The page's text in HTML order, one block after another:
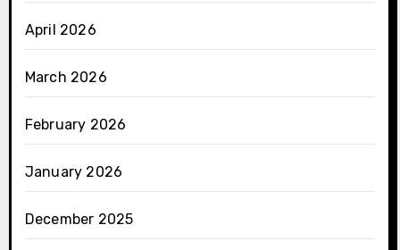
April 2026
March 2026
February 2026
January 2026
December 2025